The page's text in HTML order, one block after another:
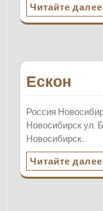
Читайте далее
Ескон
Россия
Новосибирск ул.
Новосибирск…
Читайте далее